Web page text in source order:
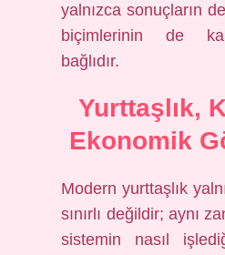
yalnızca sonuçların
biçimlerinin de
bağlıdır.
Yurttaşlık,
Ekonomik
Modern yurttaşlık
sınırlı değildir; aynı
sistemin nasıl